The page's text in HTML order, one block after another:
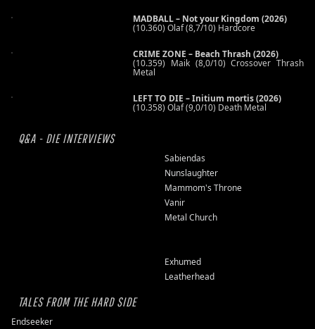
MADBALL – Not your Kingdom (2026)
(10.360) Olaf (8,7/10) Hardcore
CRIME ZONE – Beach Thrash (2026)
(10.359) Maik (8,0/10) Crossover Thrash
Metal
LEFT TO DIE – Initium mortis (2026)
(10.358) Olaf (9,0/10) Death Metal
Q&A - DIE INTERVIEWS
Sabiendas
Nunslaughter
Mammom's Throne
Vanir
Metal Church
Exhumed
Leatherhead
TALES FROM THE HARD SIDE
Endseeker